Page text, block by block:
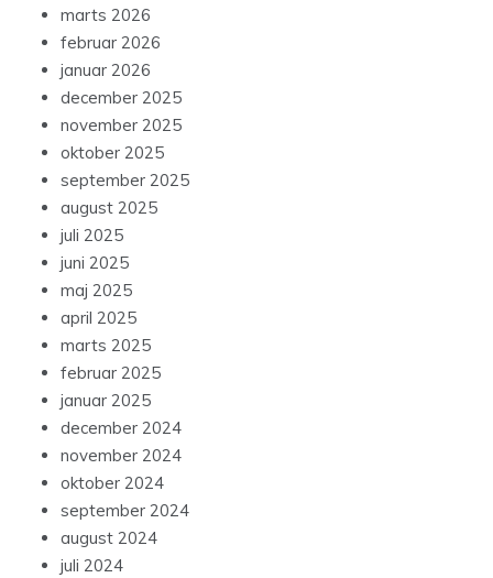
marts 2026
februar 2026
januar 2026
december 2025
november 2025
oktober 2025
september 2025
august 2025
juli 2025
juni 2025
maj 2025
april 2025
marts 2025
februar 2025
januar 2025
december 2024
november 2024
oktober 2024
september 2024
august 2024
juli 2024